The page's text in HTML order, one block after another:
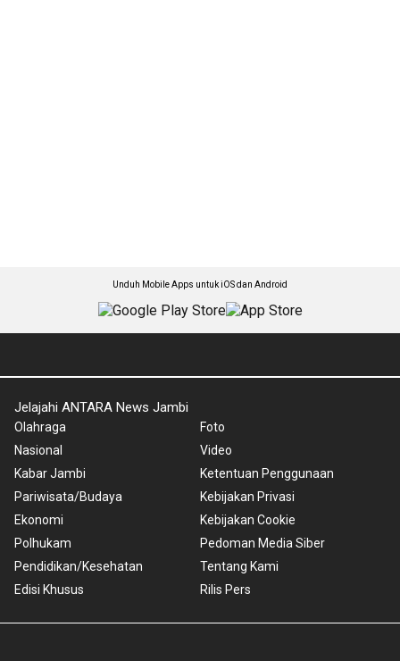
Unduh Mobile Apps untuk iOS dan Android
Jelajahi ANTARA News Jambi
Olahraga
Nasional
Kabar Jambi
Pariwisata/Budaya
Ekonomi
Polhukam
Pendidikan/Kesehatan
Edisi Khusus
Foto
Video
Ketentuan Penggunaan
Kebijakan Privasi
Kebijakan Cookie
Pedoman Media Siber
Tentang Kami
Rilis Pers